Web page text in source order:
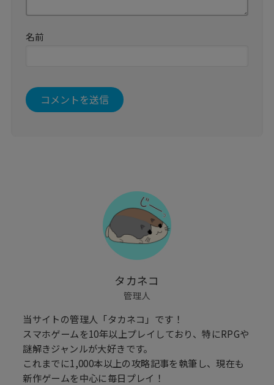
名前
タカネコ
管理人
当サイトの管理人「タカネコ」です！
スマホゲームを10年以上プレイしており、特にRPGや
謎解きジャンルが大好きです。
これまでに1,000本以上の攻略記事を執筆し、現在も
新作ゲームを中心に毎日プレイ！